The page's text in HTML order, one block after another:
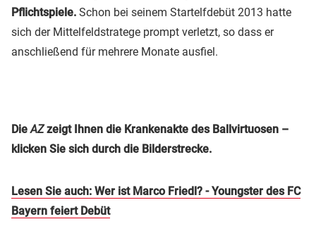
Pflichtspiele. Schon bei seinem Startelfdebüt 2013 hatte
sich der Mittelfeldstratege prompt verletzt, so dass er
anschließend für mehrere Monate ausfiel.
Die AZzeigt Ihnen die Krankenakte des Ballvirtuosen –
klicken Sie sich durch die Bilderstrecke.
Lesen Sie auch: Wer ist Marco Friedl? - Youngster des FC
Bayern feiert Debüt